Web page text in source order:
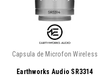
Capsula de Microfon Wireless
Earthworks Audio SR3314